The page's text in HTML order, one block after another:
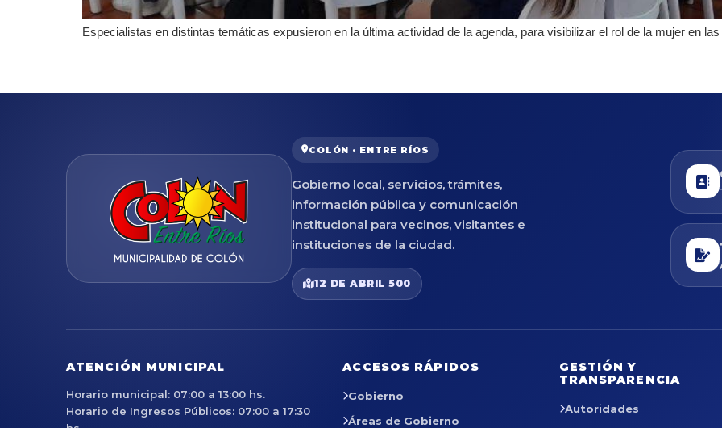
Especialistas en distintas temáticas expusieron en la última actividad de la agenda, para visibilizar el rol de la mujer en
COLÓN · ENTRE RÍOS
Gobierno local, servicios, trámites,
información pública y comunicación
institucional para vecinos, visitantes e
instituciones de la ciudad.
12 DE ABRIL 500
ATENCIÓN MUNICIPAL
Horario municipal: 07:00 a 13:00 hs.
Horario de Ingresos Públicos: 07:00 a 17:30
ACCESOS RÁPIDOS
Gobierno
Áreas de Gobierno
GESTIÓN Y
TRANSPARENCIA
Autoridades